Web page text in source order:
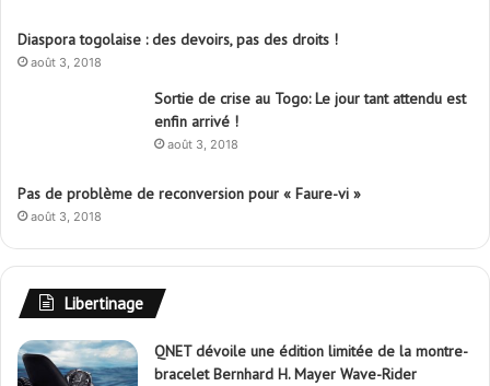
Diaspora togolaise : des devoirs, pas des droits !
août 3, 2018
Sortie de crise au Togo: Le jour tant attendu est
enfin arrivé !
août 3, 2018
Pas de problème de reconversion pour « Faure-vi »
août 3, 2018
Libertinage
QNET dévoile une édition limitée de la montre-
bracelet Bernhard H. Mayer Wave-Rider